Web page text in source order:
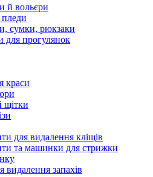
й вольєри
сумки, рюкзаки
для прогулянок
краси
щітки
для видалення кліщів
та машинки для стрижки
видалення запахів